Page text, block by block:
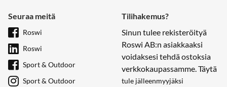
Seuraa meitä
Roswi
Roswi
Sport & Outdoor
Sport & Outdoor
Tilihakemus?
Sinun tulee rekisteröityä
Roswi AB:n asiakkaaksi
voidaksesi tehdä ostoksia
verkkokaupassamme. Täytä
tule jälleenmyyjäksi